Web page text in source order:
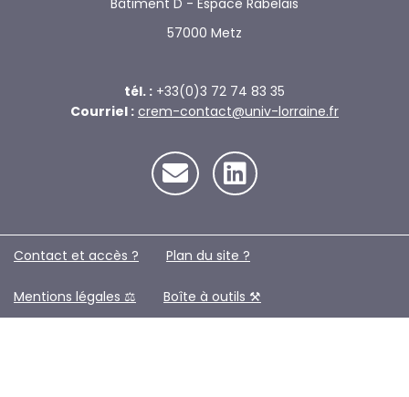
57000 Metz
tél. : +33(0)3 72 74 83 35
Courriel : crem-contact@univ-lorraine.fr
Contact et accès ? Plan du site ?️
Mentions légales ⚖️ Boîte à outils ⚒️